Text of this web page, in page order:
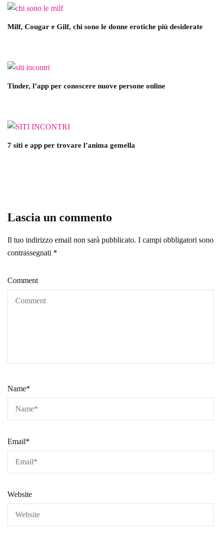
Milf, Cougar e Gilf, chi sono le donne erotiche più desiderate
Tinder, l’app per conoscere nuove persone online
7 siti e app per trovare l’anima gemella
Lascia un commento
Il tuo indirizzo email non sarà pubblicato. I campi obbligatori sono
contrassegnati *
Comment
Name*
Email*
Website